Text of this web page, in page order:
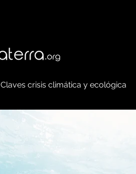
Claves crisis climática y ecológica